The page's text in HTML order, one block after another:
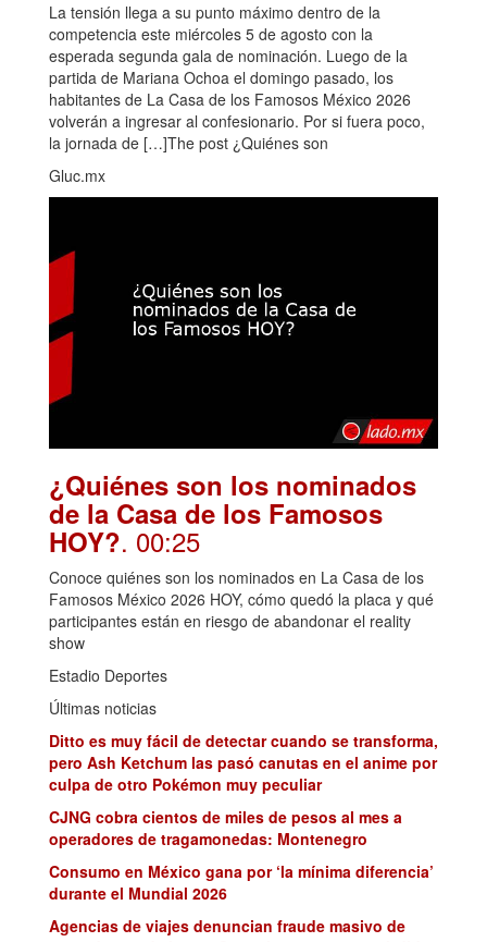
La tensión llega a su punto máximo dentro de la
competencia este miércoles 5 de agosto con la
esperada segunda gala de nominación. Luego de la
partida de Mariana Ochoa el domingo pasado, los
habitantes de La Casa de los Famosos México 2026
volverán a ingresar al confesionario. Por si fuera poco,
la jornada de […]The post ¿Quiénes son
Gluc.mx
¿Quiénes son los nominados
de la Casa de los Famosos
HOY?. 00:25
Conoce quiénes son los nominados en La Casa de los
Famosos México 2026 HOY, cómo quedó la placa y qué
participantes están en riesgo de abandonar el reality
show
Estadio Deportes
Últimas noticias
Ditto es muy fácil de detectar cuando se transforma,
pero Ash Ketchum las pasó canutas en el anime por
culpa de otro Pokémon muy peculiar
CJNG cobra cientos de miles de pesos al mes a
operadores de tragamonedas: Montenegro
Consumo en México gana por ‘la mínima diferencia’
durante el Mundial 2026
Agencias de viajes denuncian fraude masivo de